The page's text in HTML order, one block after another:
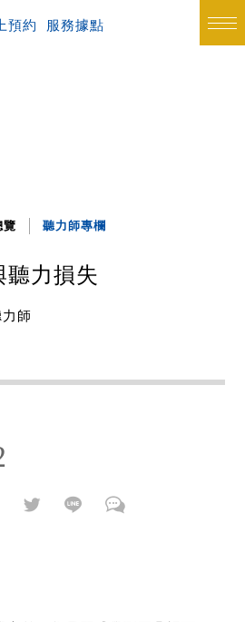
預約 服務據點
覽 聽力師專欄
聽力損失
師